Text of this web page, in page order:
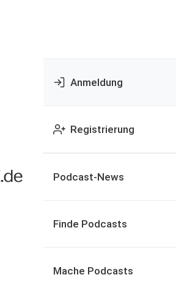
Anmeldung
Registrierung
Podcast-News
Finde Podcasts
Mache Podcasts